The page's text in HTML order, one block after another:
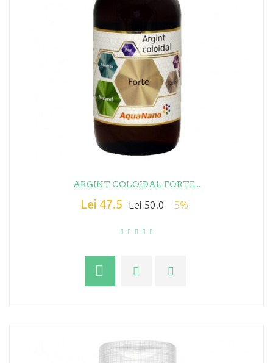
ARGINT COLOIDAL FORTE...
Lei 47.5 Lei 50.0 -5%